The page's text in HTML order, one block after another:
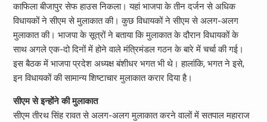
काफिला बीजापुर सेफ हाउस निकला। यहां भाजपा के तीन दर्जन से अधिक
विधायकों ने सीएम से मुलाकात की। कुछ विधायकों ने सीएम से अलग-अलग
मुलाकात की। भाजपा के सूत्रों ने बताया कि मुलाकात के दौरान विधायकों के
साथ अगले एक-दो दिनों में होने वाले मंत्रिमंडल गठन के बारे में चर्चा की गई।
इस बैठक में भाजपा प्रदेश अध्यक्ष बंशीधर भगत भी थे। हालांकि, भगत ने इसे,
इन विधायकों की सामान्य शिष्टाचार मुलाकात करार दिया है।
सीएम से इन्होंने की मुलाकात
सीएम तीरथ सिंह रावत से अलग-अलग मुलाकात करने वालों में सतपाल महाराज